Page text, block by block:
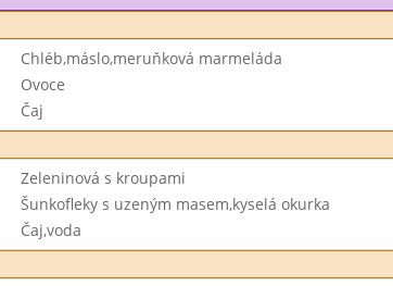
Chléb,máslo,meruňková marmeláda
Ovoce
Čaj
Zeleninová s kroupami
Šunkofleky s uzeným masem,kyselá okurka
Čaj,voda